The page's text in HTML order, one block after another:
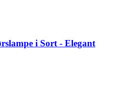
i Sort - Elegant